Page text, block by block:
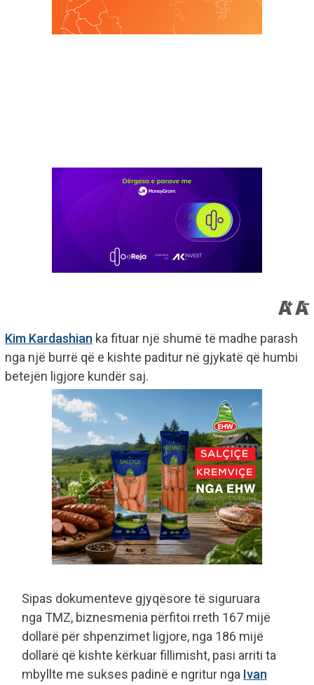
Kim Kardashian ka fituar një shumë të madhe parash
nga një burrë që e kishte paditur në gjykatë që humbi
betejën ligjore kundër saj.
Sipas dokumenteve gjyqësore të siguruara
nga TMZ, biznesmenia përfitoi rreth 167 mijë
dollarë për shpenzimet ligjore, nga 186 mijë
dollarë që kishte kërkuar fillimisht, pasi arriti ta
mbyllte me sukses padinë e ngritur nga Ivan